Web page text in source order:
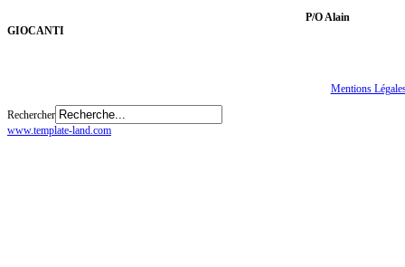
P/O Alain
GIOCANTI
Mentions
Rechercher
www.template-land.com